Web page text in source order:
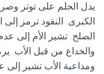
يدل الحلم على توتر
الكبرى. النقود ترمز
الصلح. تشير الأم إلى
والخداع من قبل الأب.
ومداعبة الأب تشير